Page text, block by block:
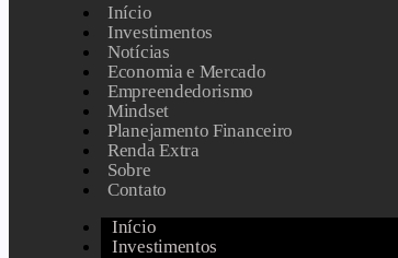
Início
Investimentos
Notícias
Economia e Mercado
Empreendedorismo
Mindset
Planejamento Financeiro
Renda Extra
Sobre
Contato
Início
Investimentos